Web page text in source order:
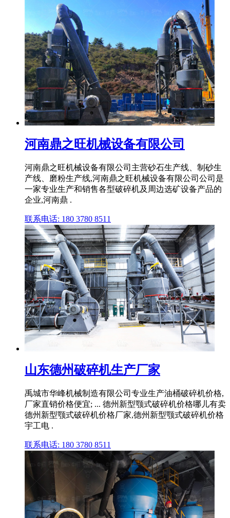
河南鼎之旺机械设备有限公司
河南鼎之旺机械设备有限公司主营砂石生产线、制砂生
产线、磨粉生产线,河南鼎之旺机械设备有限公司公司是
一家专业生产和销售各型破碎机及周边选矿设备产品的
企业,河南鼎 .
联系电话: 180 3780 8511
山东德州破碎机生产厂家
禹城市华峰机械制造有限公司专业生产油桶破碎机价格,
厂家直销价格便宜; ... 德州新型颚式破碎机价格哪儿有卖
德州新型颚式破碎机价格厂家,德州新型颚式破碎机价格
宇工电 .
联系电话: 180 3780 8511